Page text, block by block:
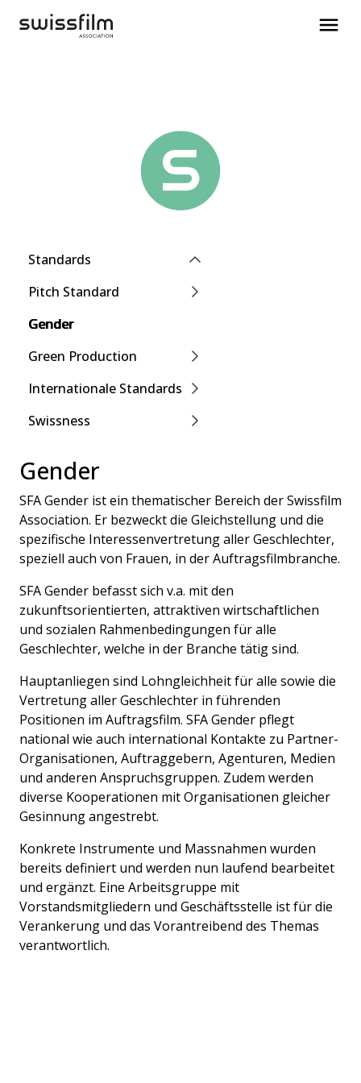
Standards
Pitch Standard
Gender
Green Production
Internationale Standards
Swissness
Gender
SFA Gender ist ein thematischer Bereich der Swissfilm
Association. Er bezweckt die Gleichstellung und die
spezifische Interessenvertretung aller Geschlechter,
speziell auch von Frauen, in der Auftragsfilmbranche.
SFA Gender befasst sich v.a. mit den
zukunftsorientierten, attraktiven wirtschaftlichen
und sozialen Rahmenbedingungen für alle
Geschlechter, welche in der Branche tätig sind.
Hauptanliegen sind Lohngleichheit für alle sowie die
Vertretung aller Geschlechter in führenden
Positionen im Auftragsfilm. SFA Gender pflegt
national wie auch international Kontakte zu Partner-
Organisationen, Auftraggebern, Agenturen, Medien
und anderen Anspruchsgruppen. Zudem werden
diverse Kooperationen mit Organisationen gleicher
Gesinnung angestrebt.
Konkrete Instrumente und Massnahmen wurden
bereits definiert und werden nun laufend bearbeitet
und ergänzt. Eine Arbeitsgruppe mit
Vorstandsmitgliedern und Geschäftsstelle ist für die
Verankerung und das Vorantreibend des Themas
verantwortlich.